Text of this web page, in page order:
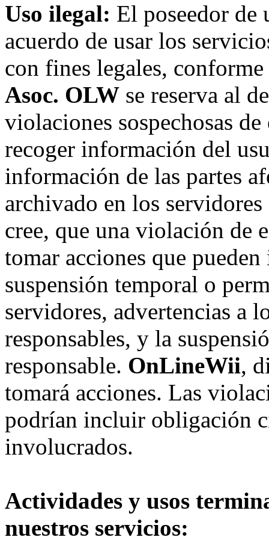
Uso ilegal: El poseedor de
acuerdo de usar los
con fines legales,
Asoc. OLW se reserva al
violaciones sospechosas
recoger información del
información de las partes
archivado en los
cree, que una violación de
tomar acciones que
suspensión temporal o
servidores, advertencias a
responsables, y la
responsable. OnLineWii,
tomará acciones. Las
podrían incluir obligación
involucrados.
Actividades y usos
nuestros servicios: